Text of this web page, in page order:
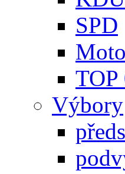
SPD
TOP
Výbory